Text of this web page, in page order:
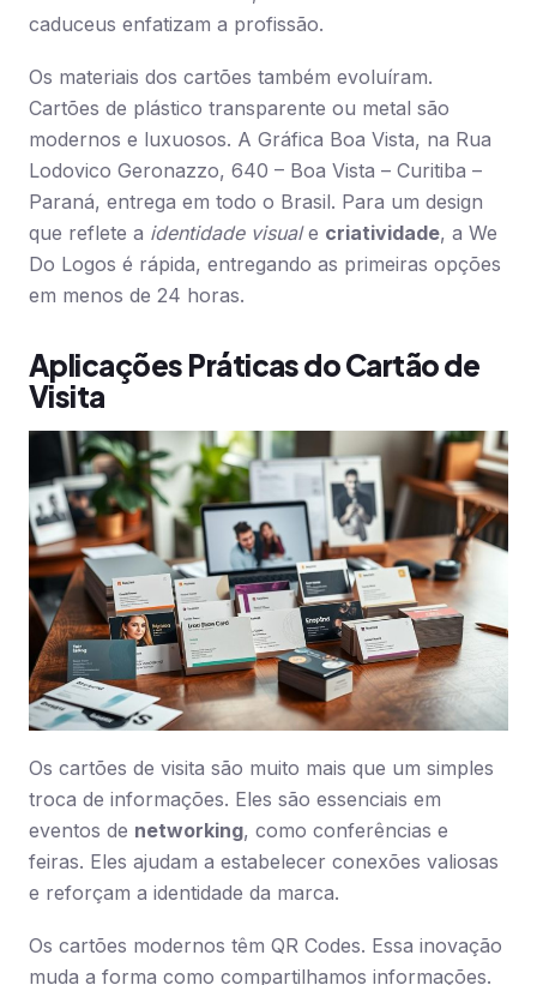
caduceus enfatizam a profissão.
Os materiais dos cartões também evoluíram.
Cartões de plástico transparente ou metal são
modernos e luxuosos. A Gráfica Boa Vista, na Rua
Lodovico Geronazzo, 640 – Boa Vista – Curitiba –
Paraná, entrega em todo o Brasil. Para um design
que reflete a identidade visuale criatividade, a We
Do Logos é rápida, entregando as primeiras opções
em menos de 24 horas.
Aplicações Práticas do Cartão de
Visita
Os cartões de visita são muito mais que um simples
troca de informações. Eles são essenciais em
eventos de networking, como conferências e
feiras. Eles ajudam a estabelecer conexões valiosas
e reforçam a identidade da marca.
Os cartões modernos têm QR Codes. Essa inovação
muda a forma como compartilhamos informações.